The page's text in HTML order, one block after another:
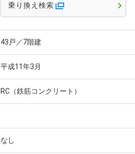
乗り換え検索
43戸／7階建
平成11年3月
RC（鉄筋コンクリート）
なし